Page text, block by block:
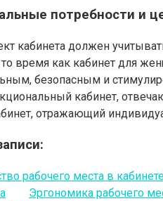
потребности и
кабинета должен
время как кабинет для
безопасным и
кабинет,
отражающий
рабочего места в
Эргономика рабочего